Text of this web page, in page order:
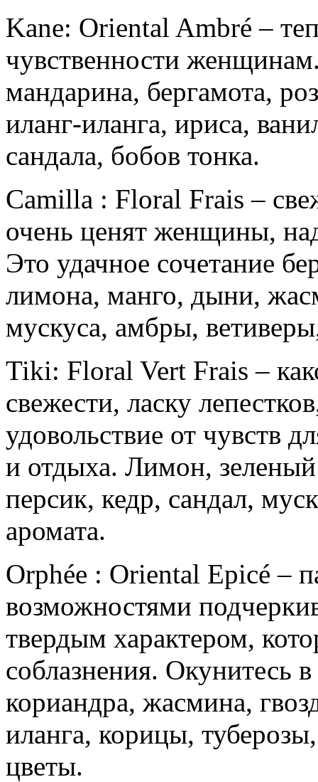
Kane: Oriental Ambré –
чувственности
мандарина, бергамота,
иланг-иланга, ириса,
сандала, бобов тонка.
Camilla : Floral Frais –
очень ценят женщины,
Это удачное сочетание
лимона, манго, дыни,
мускуса, амбры,
Tiki: Floral Vert Frais –
свежести, ласку
удовольствие от чувств
и отдыха. Лимон,
персик, кедр, сандал,
аромата.
Orphée : Oriental Epicé –
возможностями
твердым характером,
соблазнения. Окунитесь
кориандра, жасмина,
иланга, корицы,
цветы.